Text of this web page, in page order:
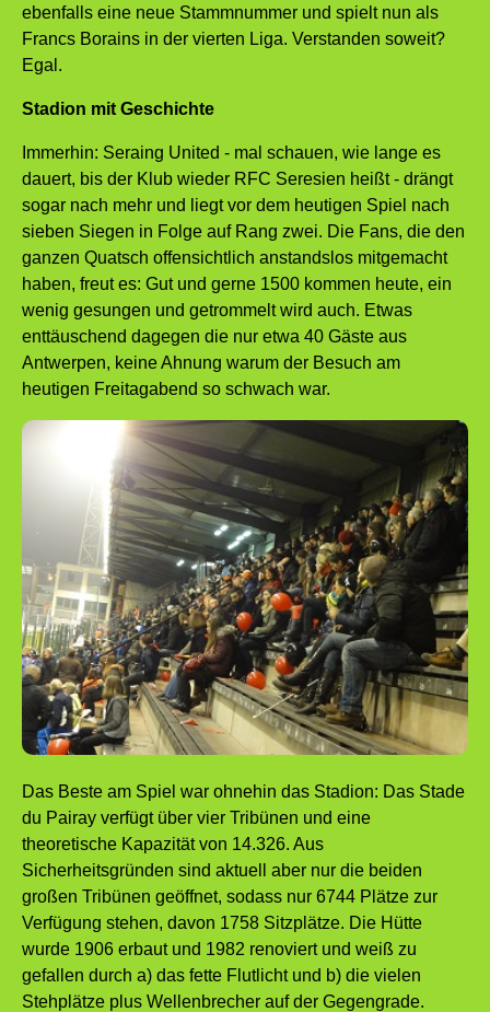
ebenfalls eine neue Stammnummer und spielt nun als
Francs Borains in der vierten Liga. Verstanden soweit?
Egal.
Stadion mit Geschichte
Immerhin: Seraing United - mal schauen, wie lange es
dauert, bis der Klub wieder RFC Seresien heißt - drängt
sogar nach mehr und liegt vor dem heutigen Spiel nach
sieben Siegen in Folge auf Rang zwei. Die Fans, die den
ganzen Quatsch offensichtlich anstandslos mitgemacht
haben, freut es: Gut und gerne 1500 kommen heute, ein
wenig gesungen und getrommelt wird auch. Etwas
enttäuschend dagegen die nur etwa 40 Gäste aus
Antwerpen, keine Ahnung warum der Besuch am
heutigen Freitagabend so schwach war.
Das Beste am Spiel war ohnehin das Stadion: Das Stade
du Pairay verfügt über vier Tribünen und eine
theoretische Kapazität von 14.326. Aus
Sicherheitsgründen sind aktuell aber nur die beiden
großen Tribünen geöffnet, sodass nur 6744 Plätze zur
Verfügung stehen, davon 1758 Sitzplätze. Die Hütte
wurde 1906 erbaut und 1982 renoviert und weiß zu
gefallen durch a) das fette Flutlicht und b) die vielen
Stehplätze plus Wellenbrecher auf der Gegengrade.